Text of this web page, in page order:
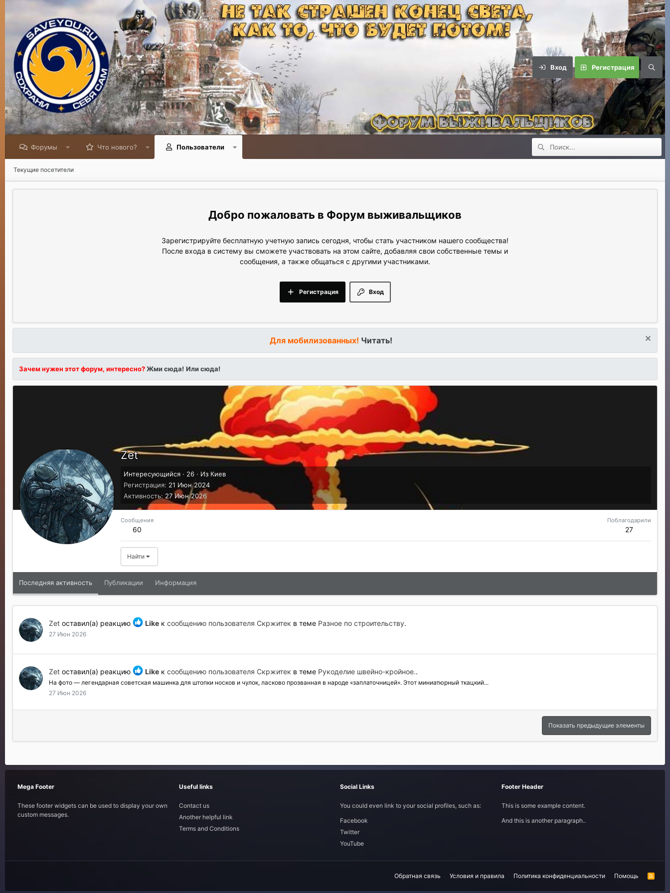
Вход Регистрация
Форумы Что нового? Пользователи
Текущие посетители
Форум выживальщиков
Зарегистрируйте бесплатную учетную запись сегодня, чтобы стать участником нашего сообщества!
После входа в систему вы сможете участвовать на этом сайте, добавляя свои собственные темы и
сообщения, а также общаться с другими участниками.
Вход
Регистрация
Для мобилизованных! Читать!
Зачем нужен этот форум, интересно?Жми сюда! Или сюда!
Zet
Интересующийся · 26 · Из Киев
Регистрация 21 Июн 2024
Активность 27 Июн 2026
Сообщения
60
Поблагодарили
27
Найти
Последняя активность Публикации Информация
Zet оставил(а) реакцию Like к сообщению пользователя Скржитек в теме Разное по строительству.
27 Июн 2026
Zet оставил(а) реакцию Like к сообщению пользователя Скржитек в теме Рукоделие швейно-кройное..
На фото — легендарная советская машинка для штопки носков и чулок, ласково прозванная в народе «заплаточницей». Этот миниатюрный ткацкий...
27 Июн 2026
Показать предыдущие элементы
Mega Footer
These footer widgets can be used to display your own
custom messages.
Useful links
Contact us
Another helpful link
Terms and Conditions
Social Links
You could even link to your social profiles, such as:
Facebook
Twitter
YouTube
Footer Header
This is some example content.
And this is another paragraph..
Обратная связь Условия и правила Политика конфиденциальности Помощь
R